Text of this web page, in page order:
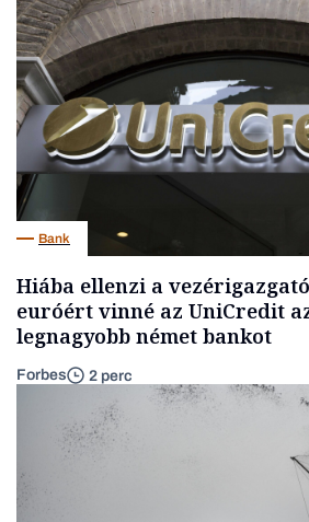
Bank
Hiába ellenzi a
euróért vinné az UniCredit
legnagyobb német bankot
Forbes 2 perc